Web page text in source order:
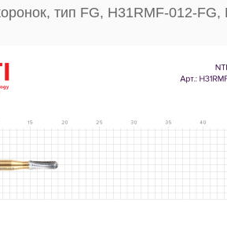
тип FG, H31RMF-012-